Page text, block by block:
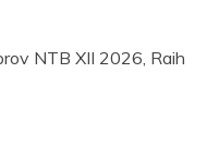
NTB XII 2026, Raih